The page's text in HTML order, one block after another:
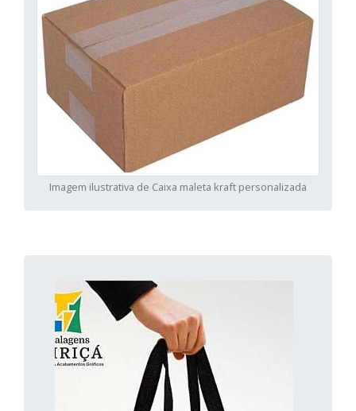
Imagem ilustrativa de Caixa maleta kraft personalizada